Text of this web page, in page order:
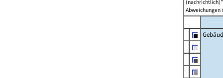
Abweichungen